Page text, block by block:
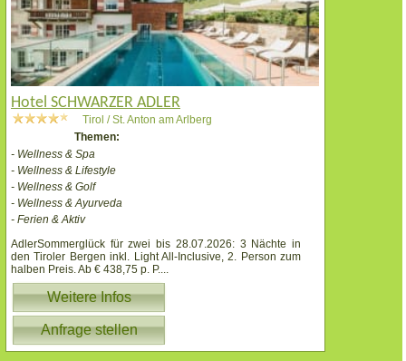
Hotel SCHWARZER ADLER
Tirol / St. Anton am Arlberg
Themen:
- Wellness & Spa
- Wellness & Lifestyle
- Wellness & Golf
- Wellness & Ayurveda
- Ferien & Aktiv
AdlerSommerglück für zwei bis 28.07.2026: 3 Nächte in
den Tiroler Bergen inkl. Light All-Inclusive, 2. Person zum
halben Preis. Ab € 438,75 p. P....
Weitere Infos
Anfrage stellen